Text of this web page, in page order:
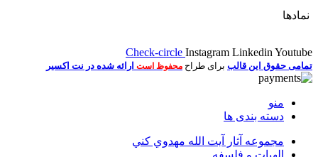
نمادها
Check-circle Instagram Linkedin Youtube
تمامی حقوق این قالب برای طراح محفوظ است ارائه شده در نت اکسیر
منو
دسته بندی ها
مجموعه آثار آيت الله مهدوي كني
الهیات و فلسفه